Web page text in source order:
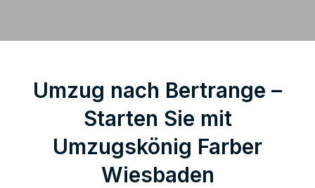
Umzug nach Bertrange –
Starten Sie mit
Umzugskönig Farber
Wiesbaden